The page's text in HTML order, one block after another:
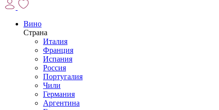
Вино
Страна
Италия
Франция
Испания
Россия
Португалия
Чили
Германия
Аргентина